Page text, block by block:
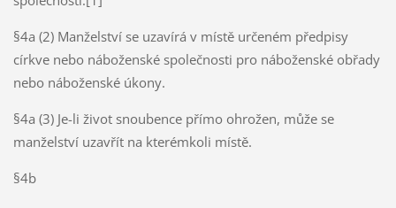
§4a (2) Manželství se uzavírá v místě určeném předpisy
církve nebo náboženské společnosti pro náboženské obřady
nebo náboženské úkony.
§4a (3) Je-li život snoubence přímo ohrožen, může se
manželství uzavřít na kterémkoli místě.
§4b